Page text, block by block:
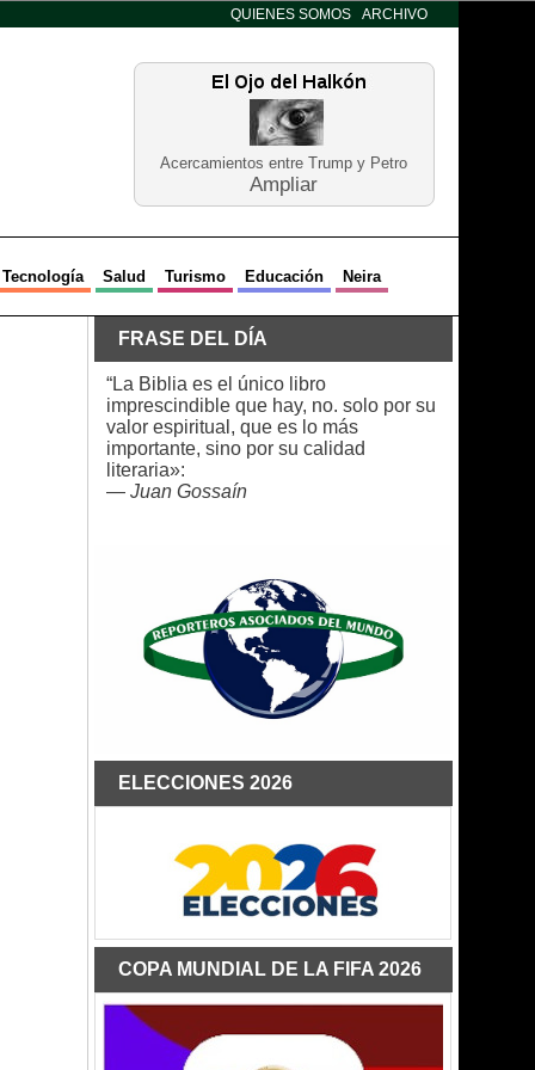
QUIENES SOMOS ARCHIVO
Acercamientos entre Trump y Petro
Ampliar
Tecnología Salud Turismo Educación Neira
FRASE DEL DÍA
“La Biblia es el único libro
imprescindible que hay, no. solo por su
valor espiritual, que es lo más
importante, sino por su calidad
literaria»:
— Juan Gossaín
ELECCIONES 2026
COPA MUNDIAL DE LA FIFA 2026